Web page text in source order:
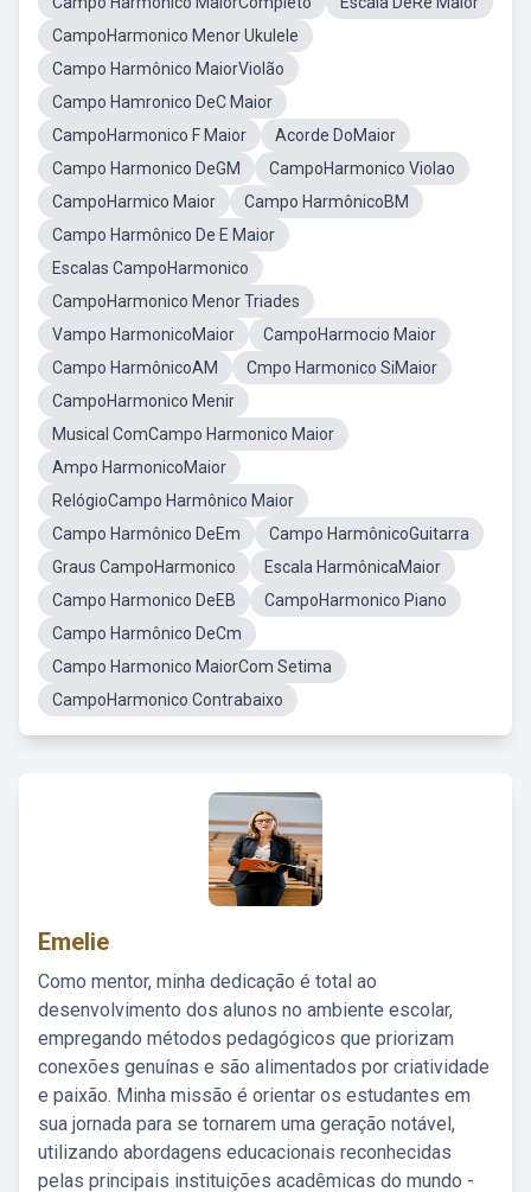
CampoHarmonico Menor Ukulele
Campo Harmônico MaiorViolão
Campo Hamronico DeC Maior
CampoHarmonico F Maior
Acorde DoMaior
Campo Harmonico DeGM
CampoHarmonico Violao
CampoHarmico Maior
Campo HarmônicoBM
Campo Harmônico De E Maior
Escalas CampoHarmonico
CampoHarmonico Menor Triades
Vampo HarmonicoMaior
CampoHarmocio Maior
Campo HarmônicoAM
Cmpo Harmonico SiMaior
CampoHarmonico Menir
Musical ComCampo Harmonico Maior
Ampo HarmonicoMaior
RelógioCampo Harmônico Maior
Campo Harmônico DeEm
Campo HarmônicoGuitarra
Graus CampoHarmonico
Escala HarmônicaMaior
Campo Harmonico DeEB
CampoHarmonico Piano
Campo Harmônico DeCm
Campo Harmonico MaiorCom Setima
CampoHarmonico Contrabaixo
Emelie
Como mentor, minha dedicação é total ao
desenvolvimento dos alunos no ambiente escolar,
empregando métodos pedagógicos que priorizam
conexões genuínas e são alimentados por criatividade
e paixão. Minha missão é orientar os estudantes em
sua jornada para se tornarem uma geração notável,
utilizando abordagens educacionais reconhecidas
pelas principais instituições acadêmicas do mundo -